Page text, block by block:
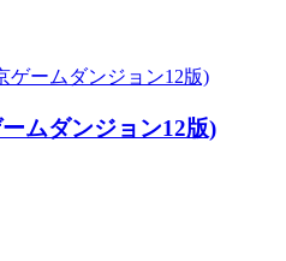
ムダンジョン12版)